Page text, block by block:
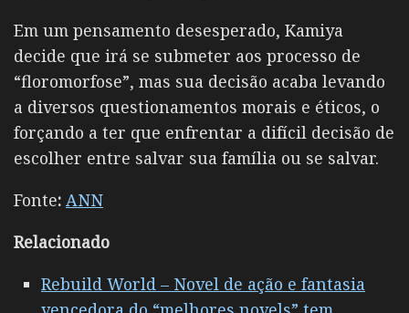
Em um pensamento desesperado, Kamiya
decide que irá se submeter aos processo de
“floromorfose”, mas sua decisão acaba levando
a diversos questionamentos morais e éticos, o
forçando a ter que enfrentar a difícil decisão de
escolher entre salvar sua família ou se salvar.
Fonte: ANN
Relacionado
Rebuild World – Novel de ação e fantasia